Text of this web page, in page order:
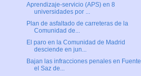
Aprendizaje-servicio (APS) en 8
universidades por ...
Plan de asfaltado de carreteras de la
Comunidad de...
El paro en la Comunidad de Madrid
desciende en jun...
Bajan las infracciones penales en Fuente
el Saz de...